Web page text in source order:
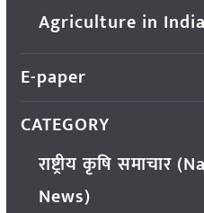
Agriculture in India
E-paper
CATEGORY
राष्ट्रीय कृषि
News)